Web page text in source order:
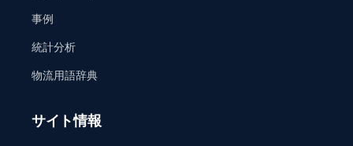
事例
統計分析
物流用語辞典
サイト情報